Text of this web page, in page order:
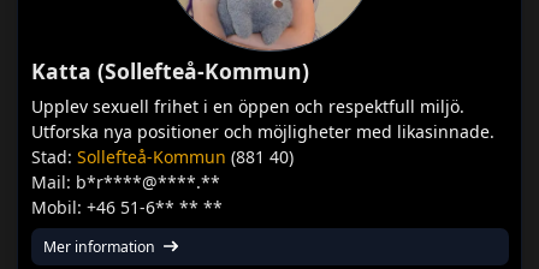
Katta (Sollefteå-Kommun)
Upplev sexuell frihet i en öppen och respektfull miljö.
Utforska nya positioner och möjligheter med likasinnade.
Stad: Sollefteå-Kommun (881 40)
Mail: b*r****@****.**
Mobil: +46 51-6** ** **
Mer information